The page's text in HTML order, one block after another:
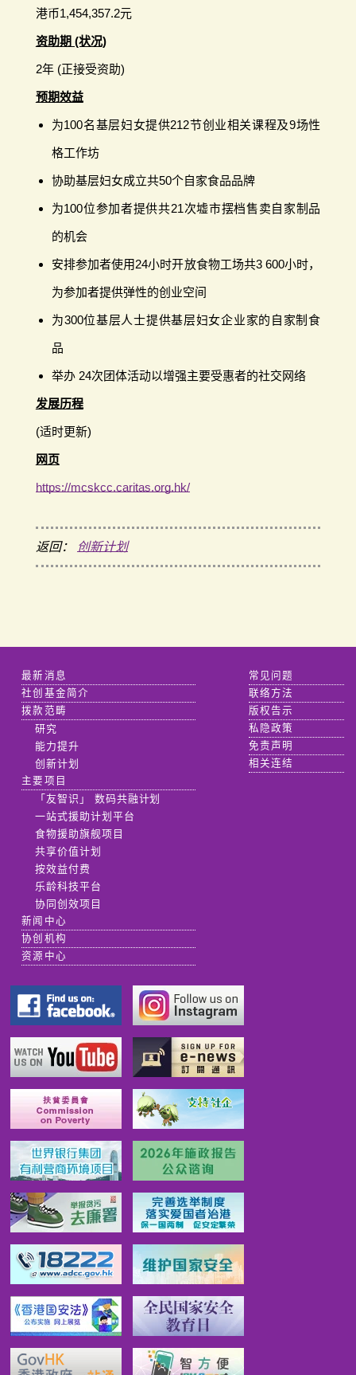
港币1,454,357.2元
资助期 (状况)
2年 (正接受资助)
预期效益
为100名基层妇女提供212节创业相关课程及9场性
格工作坊
协助基层妇女成立共50个自家食品品牌
为100位参加者提供共21次墟市摆档售卖自家制品
的机会
安排参加者使用24小时开放食物工场共3 600小时，
为参加者提供弹性的创业空间
为300位基层人士提供基层妇女企业家的自家制食
品
举办 24次团体活动以增强主要受惠者的社交网络
发展历程
(适时更新)
网页
https://mcskcc.caritas.org.hk/
返回： 创新计划
最新消息
社创基金简介
拨款范畴
研究
能力提升
创新计划
主要项目
「友智识」 数码共融计划
一站式援助计划平台
食物援助旗舰项目
共享价值计划
按效益付费
乐龄科技平台
协同创效项目
新闻中心
协创机构
资源中心
常见问题
联络方法
版权告示
私隐政策
免责声明
相关连结